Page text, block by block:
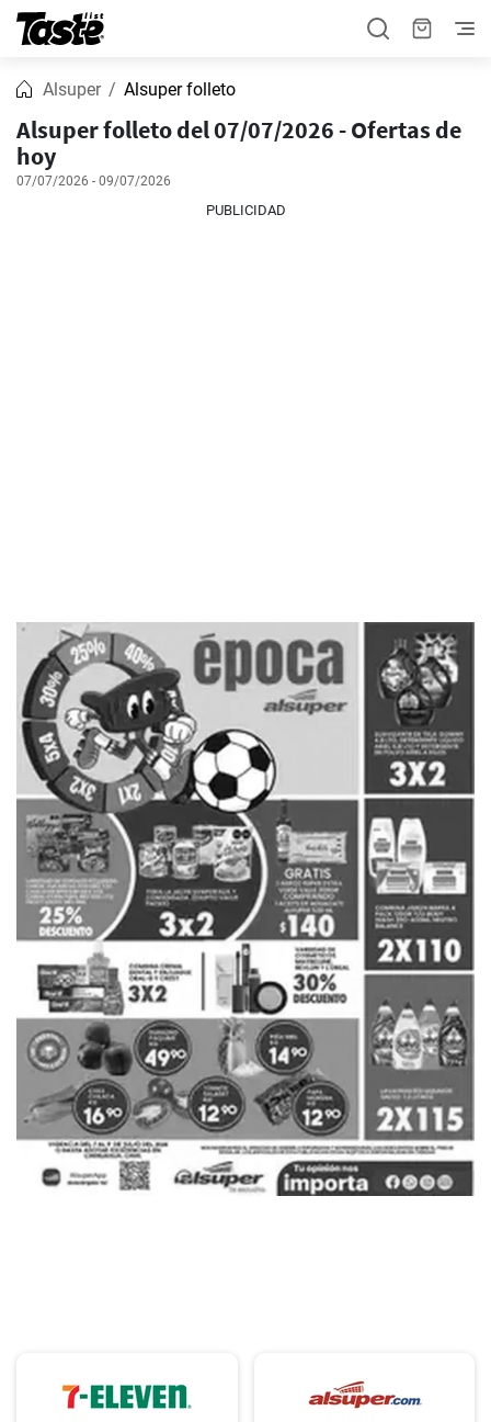
Alsuper Alsuper folleto
Alsuper folleto del 07/07/2026 - Ofertas de
hoy
07/07/2026 - 09/07/2026
PUBLICIDAD
PUBLICIDAD
PUBLICIDAD